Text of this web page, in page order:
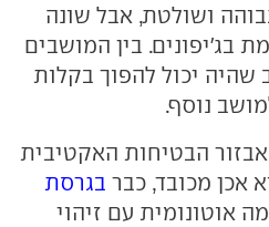
ושולטת, אבל שונה
בג'יפונים. בין המושבים
שהיה יכול להפוך בקלות
נוסף.
הבטיחות האקטיבית
אכן מכובד, כבר בגרסת
אוטונומית עם זיהוי